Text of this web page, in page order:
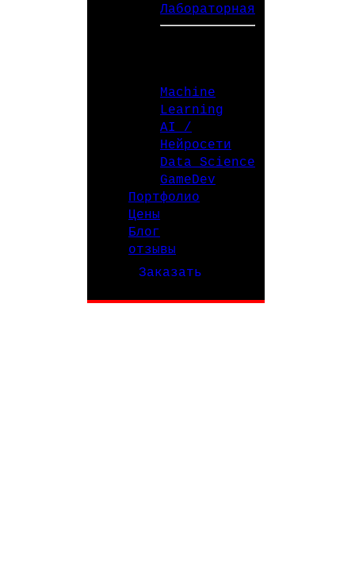
Лабораторная
Machine
Learning
AI /
Нейросети
Data Science
GameDev
Портфолио
Цены
Блог
отзывы
Заказать